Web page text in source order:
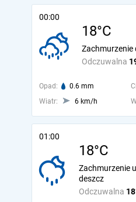
00:00
18°C
Odczuwalna
Zachmurzenie
Opad: 0.6 mm
Wiatr:
6 km/h
01:00
18°C
Odczuwalna
Zachmurzenie
deszcz